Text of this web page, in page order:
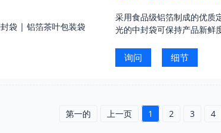
采用食品级铝箔制成的优质
光的中封袋可保持产品新鲜
询问 细节
第一的 上一页 1 2 3 4